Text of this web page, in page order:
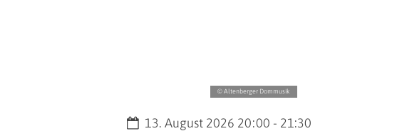
© Altenberger Dommusik
Datum:
13. August 2026 20:00 - 21:30